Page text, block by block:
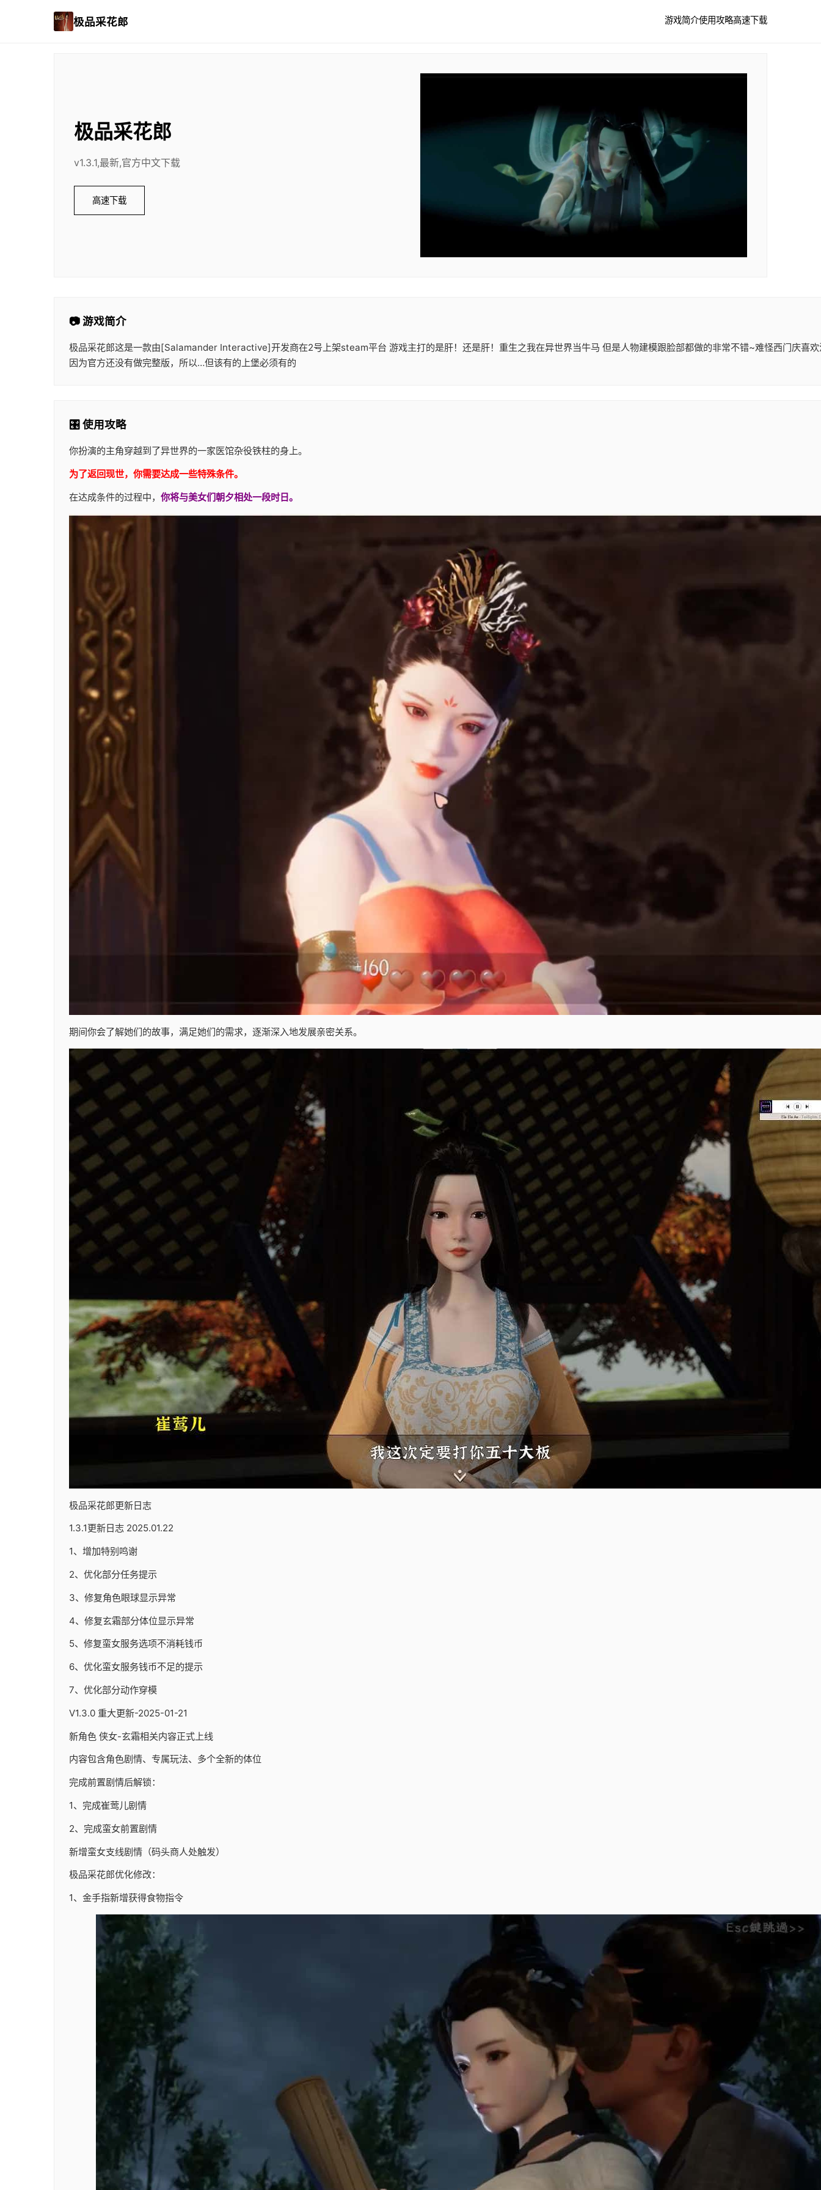
极品采花郎 游戏简介使用攻略高速下载
极品采花郎
v1.3.1,最新,官方中文下载
高速下载
📷 游戏简介
极品采花郎这是一款由[Salamander Interactive]开发商在2号上架steam平台 游戏主打的是肝！还是肝！重生之我在异世界当牛马 但是人物建模跟脸部都做的非常不错~难怪西门庆喜
因为官方还没有做完整版，所以…但该有的上堡必须有的
🎛️ 使用攻略
你扮演的主角穿越到了异世界的一家医馆杂役铁柱的身上。
为了返回现世，你需要达成一些特殊条件。
在达成条件的过程中， 你将与美女们朝夕相处一段时日。
期间你会了解她们的故事，满足她们的需求，逐渐深入地发展亲密关系。
极品采花郎更新日志
1.3.1更新日志 2025.01.22
1、增加特别鸣谢
2、优化部分任务提示
3、修复角色眼球显示异常
4、修复玄霜部分体位显示异常
5、修复蛮女服务选项不消耗钱币
6、优化蛮女服务钱币不足的提示
7、优化部分动作穿模
V1.3.0 重大更新-2025-01-21
新角色 侠女-玄霜相关内容正式上线
内容包含角色剧情、专属玩法、多个全新的体位
完成前置剧情后解锁：
1、完成崔莺儿剧情
2、完成蛮女前置剧情
新增蛮女支线剧情（码头商人处触发）
极品采花郎优化修改：
1、金手指新增获得食物指令